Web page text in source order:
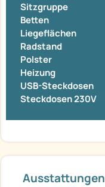
Sitzgruppe
Betten
Liegeflächen
Radstand
Polster
Heizung
USB-Steckdosen
Steckdosen 230V
Ausstattungen